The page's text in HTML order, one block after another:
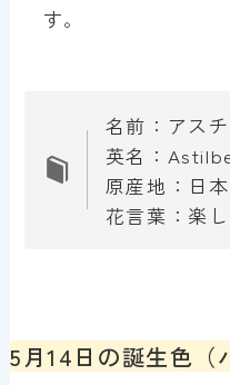
す。
名前：アス
英名：
原産地：日
花言葉：楽
5月14日の誕生色（